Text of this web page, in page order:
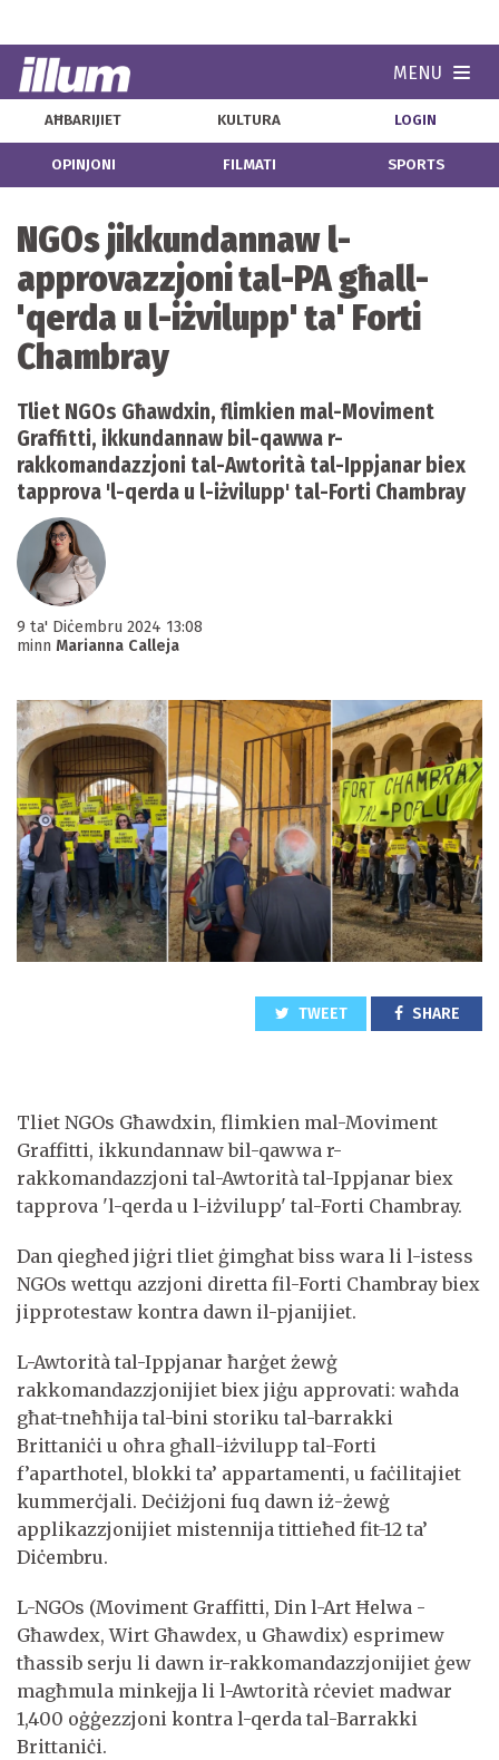
MENU
AĦBARIJIET KULTURA LOGIN
OPINJONI FILMATI SPORTS
NGOs jikkundannaw l-
approvazzjoni tal-PA għall-
'qerda u l-iżvilupp' ta' Forti
Chambray
Tliet NGOs Għawdxin, flimkien mal-Moviment
Graffitti, ikkundannaw bil-qawwa r-
rakkomandazzjoni tal-Awtorità tal-Ippjanar biex
tapprova 'l-qerda u l-iżvilupp' tal-Forti Chambray
9 ta' Diċembru 2024 13:08
minn Marianna Calleja
TWEET SHARE
Tliet NGOs Għawdxin, flimkien mal-Moviment
Graffitti, ikkundannaw bil-qawwa r-
rakkomandazzjoni tal-Awtorità tal-Ippjanar biex
tapprova 'l-qerda u l-iżvilupp' tal-Forti Chambray.
Dan qiegħed jiġri tliet ġimgħat biss wara li l-istess
NGOs wettqu azzjoni diretta fil-Forti Chambray biex
jipprotestaw kontra dawn il-pjanijiet.
L-Awtorità tal-Ippjanar ħarġet żewġ
rakkomandazzjonijiet biex jiġu approvati: waħda
għat-tneħħija tal-bini storiku tal-barrakki
Brittaniċi u oħra għall-iżvilupp tal-Forti
f’aparthotel, blokki ta’ appartamenti, u faċilitajiet
kummerċjali. Deċiżjoni fuq dawn iż-żewġ
applikazzjonijiet mistennija tittieħed fit-12 ta’
Diċembru.
L-NGOs (Moviment Graffitti, Din l-Art Ħelwa -
Għawdex, Wirt Għawdex, u Għawdix) esprimew
tħassib serju li dawn ir-rakkomandazzjonijiet ġew
magħmula minkejja li l-Awtorità rċeviet madwar
1,400 oġġezzjoni kontra l-qerda tal-Barrakki
Brittaniċi.